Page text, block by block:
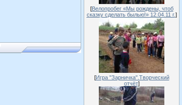
[Велопробег «Мы рождены, чтоб
сказку сделать былью!» 12.04.11 г.]
[Игра "Зарничка".Творческий
отчёт]